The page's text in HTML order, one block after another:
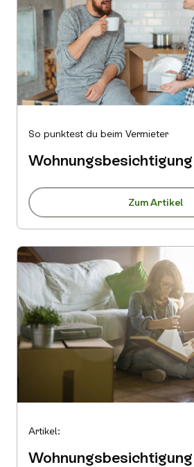
So punktest du beim Vermieter
Wohnungsbesichtigung
Zum Artikel
Artikel: